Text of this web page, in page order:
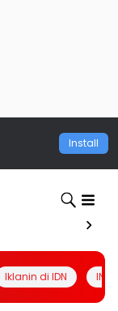
Install
Iklanin di IDN